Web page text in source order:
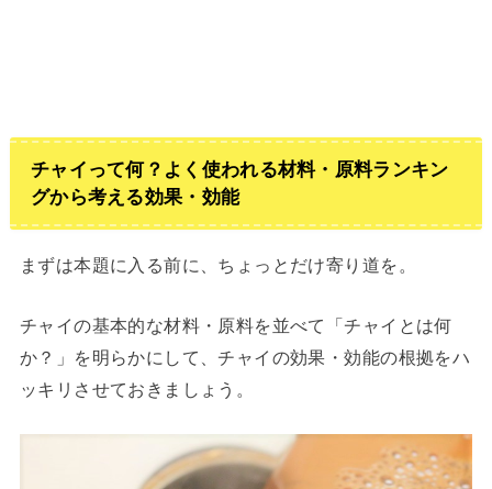
チャイって何？よく使われる材料・原料ランキン
グから考える効果・効能
まずは本題に入る前に、ちょっとだけ寄り道を。
チャイの基本的な材料・原料を並べて「チャイとは何
か？」を明らかにして、チャイの効果・効能の根拠をハ
ッキリさせておきましょう。